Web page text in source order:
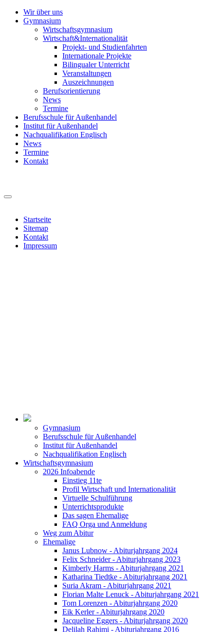
Wir über uns
Gymnasium
Wirtschaftsgymnasium
Wirtschaft&Internationalität
Projekt- und Studienfahrten
Internationale Projekte
Bilingualer Unterricht
Veranstaltungen
Auszeichnungen
Berufsorientierung
News
Termine
Berufsschule für Außenhandel
Institut für Außenhandel
Nachqualifikation Englisch
News
Termine
Kontakt
Startseite
Sitemap
Kontakt
Impressum
Gymnasium
Berufsschule für Außenhandel
Institut für Außenhandel
Nachqualifikation Englisch
Wirtschaftsgymnasium
2026 Infoabende
Einstieg 11te
Profil Wirtschaft und Internationalität
Virtuelle Schulführung
Unterrichtsprodukte
Das sagen Ehemalige
FAQ Orga und Anmeldung
Weg zum Abitur
Ehemalige
Janus Lubnow - Abiturjahrgang 2024
Felix Schneider - Abiturjahrgang 2023
Kimberly Harms - Abiturjahrgang 2021
Katharina Tiedtke - Abiturjahrgang 2021
Suria Akram - Abiturjahrgang 2021
Florian Malte Lenuck - Abiturjahrgang 2021
Tom Lorenzen - Abiturjahrgang 2020
Eik Kerler - Abiturjahrgang 2020
Jacqueline Eggers - Abiturjahrgang 2020
Delilah Rahimi - Abiturjahrgang 2016